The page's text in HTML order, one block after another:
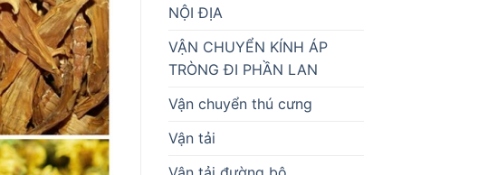
NỘI ĐỊA
VẬN CHUYỂN KÍNH ÁP
TRÒNG ĐI PHẦN LAN
Vận chuyển thú cưng
Vận tải